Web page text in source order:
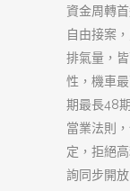
資金周轉
自由接案
排氣量，
性，機車
期最長48
當業法則
定，拒絕
詢同步開